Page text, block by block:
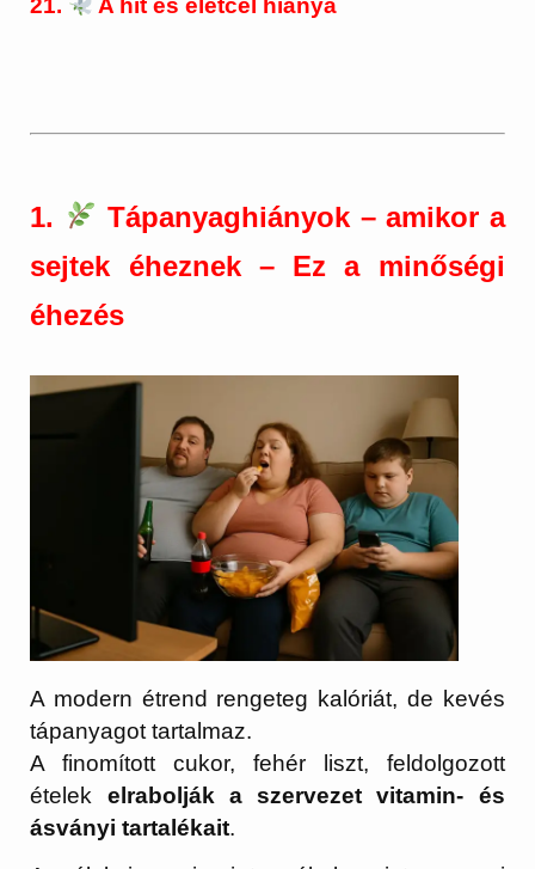
21.
A hit és életcél hiánya
1.
Tápanyaghiányok – amikor a
sejtek éheznek – Ez a minőségi
éhezés
A modern étrend rengeteg kalóriát, de kevés
tápanyagot tartalmaz.
A finomított cukor, fehér liszt, feldolgozott
ételek elrabolják a szervezet vitamin- és
ásványi tartalékait.